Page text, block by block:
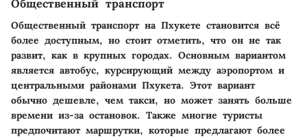
Общественный транспорт
Общественный транспорт на Пхукете становится всё
более доступным, но стоит отметить, что он не так
развит, как в крупных городах. Основным вариантом
является автобус, курсирующий между аэропортом и
центральными районами Пхукета. Этот вариант
обычно дешевле, чем такси, но может занять больше
времени из-за остановок. Также многие туристы
предпочитают маршрутки, которые предлагают более